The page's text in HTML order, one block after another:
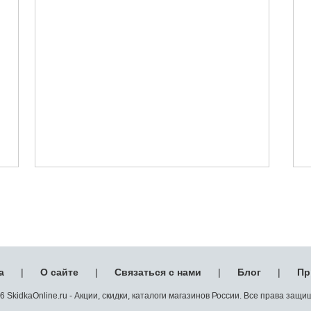
| О сайте | Связаться с нами | Блог |
SkidkaOnline.ru - Акции, скидки, каталоги магазинов России. Все права